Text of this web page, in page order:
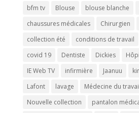
bfm tv
Blouse blouse blanche
chaussures médicales
Chirurgien
collection été
conditions de travail
covid 19
Dentiste Dickies
IE Web TV
infirmière Jaanuu
Lafont
lavage Médecine du
Nouvelle collection
pantalon